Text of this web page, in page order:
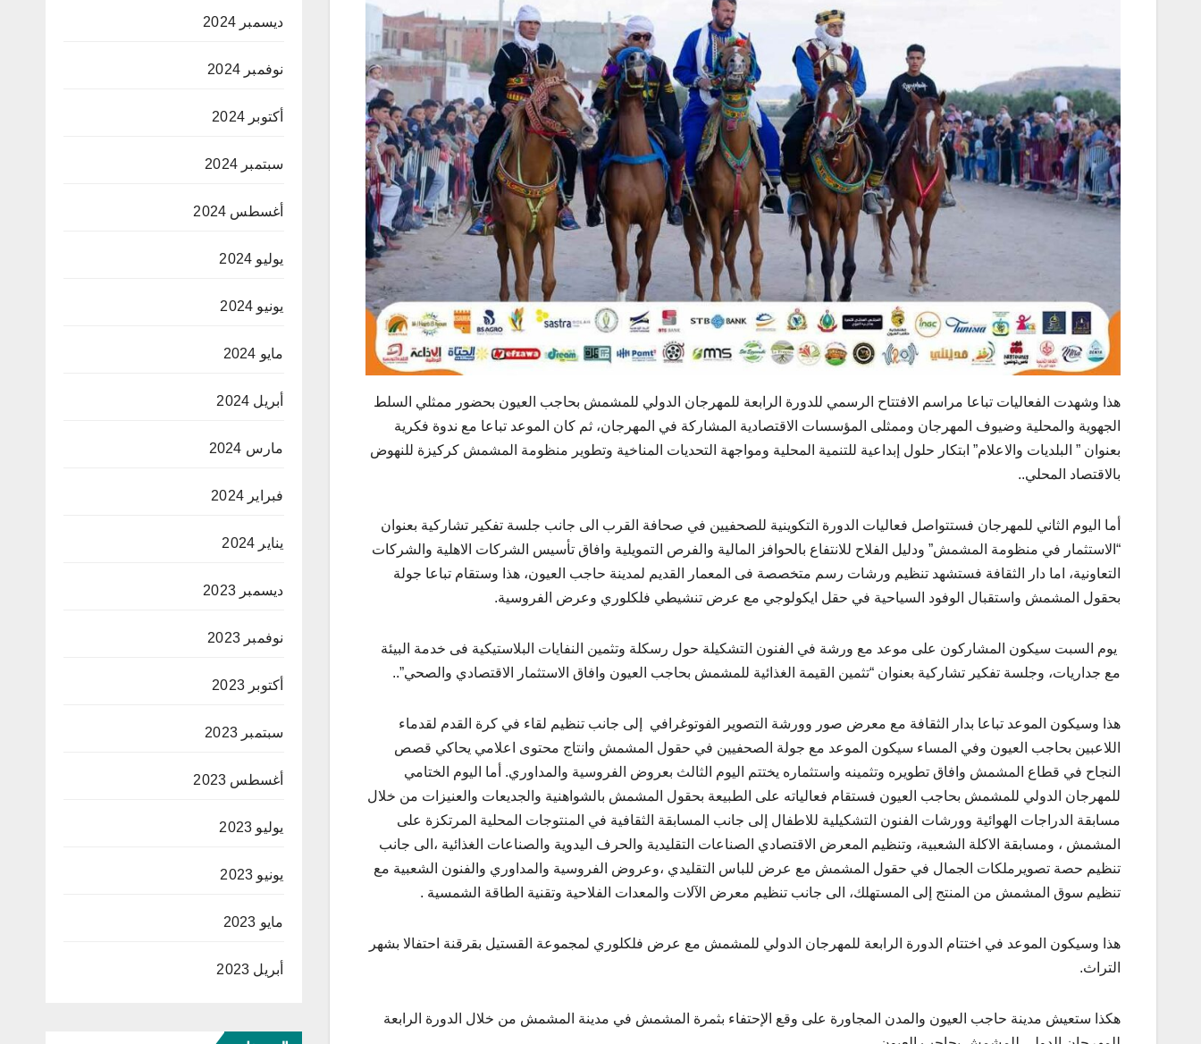
هذا وشهدت الفعاليات تباعا مراسم الافتتاح الرسمي للدورة الرابعة للمهرجان الدولي للمشمش بحاجب العيون بحضور ممثلي السلط
الجهوية والمحلية وضيوف المهرجان وممثلى المؤسسات الاقتصادية المشاركة في المهرجان، ثم كان الموعد تباعا مع ندوة فكرية
بعنوان ” البلديات والاعلام” ابتكار حلول إبداعية للتنمية المحلية ومواجهة التحديات المناخية وتطوير منظومة المشمش كركيزة للنهوض
بالاقتصاد المحلي..
أما اليوم الثاني للمهرجان فستتواصل فعاليات الدورة التكوينية للصحفيين في صحافة القرب الى جانب جلسة تفكير تشاركية بعنوان
“الاستثمار في منظومة المشمش” ودليل الفلاح للانتفاع بالحوافز المالية والفرص التمويلية وافاق تأسيس الشركات الاهلية والشركات
التعاونية، اما دار الثقافة فستشهد تنظيم ورشات رسم متخصصة فى المعمار القديم لمدينة حاجب العيون، هذا وستقام تباعا جولة
بحقول المشمش واستقبال الوفود السياحية في حقل ايكولوجي مع عرض تنشيطي فلكلوري وعرض الفروسية.
يوم السبت سيكون المشاركون على موعد مع ورشة في الفنون التشكيلة حول رسكلة وتثمين النفايات البلاستيكية فى خدمة البيئة
مع جداريات، وجلسة تفكير تشاركية بعنوان “تثمين القيمة الغذائية للمشمش بحاجب العيون وافاق الاستثمار الاقتصادي والصحي”..
هذا وسيكون الموعد تباعا بدار الثقافة مع معرض صور وورشة التصوير الفوتوغرافي إلى جانب تنظيم لقاء في كرة القدم لقدماء
اللاعبين بحاجب العيون وفي المساء سيكون الموعد مع جولة الصحفيين في حقول المشمش وانتاج محتوى اعلامي يحاكي قصص
النجاح في قطاع المشمش وافاق تطويره وتثمينه واستثماره يختتم اليوم الثالث بعروض الفروسية والمداوري. أما اليوم الختامي
للمهرجان الدولي للمشمش بحاجب العيون فستقام فعالياته على الطبيعة بحقول المشمش بالشواهنية والجديعات والعنيزات من خلال
مسابقة الدراجات الهوائية وورشات الفنون التشكيلية للاطفال إلى جانب المسابقة الثقافية في المنتوجات المحلية المرتكزة على
المشمش ، ومسابقة الاكلة الشعبية، وتنظيم المعرض الاقتصادي الصناعات التقليدية والحرف اليدوية والصناعات الغذائية ،الى جانب
تنظيم حصة تصويرملكات الجمال في حقول المشمش مع عرض للباس التقليدي ،وعروض الفروسية والمداوري والفنون الشعبية مع
تنظيم سوق المشمش من المنتج إلى المستهلك، الى جانب تنظيم معرض الآلات والمعدات الفلاحية وتقنية الطاقة الشمسية .
هذا وسيكون الموعد في اختتام الدورة الرابعة للمهرجان الدولي للمشمش مع عرض فلكلوري لمجموعة القستيل بقرقنة احتفالا بشهر
التراث.
هكذا ستعيش مدينة حاجب العيون والمدن المجاورة على وقع الإحتفاء بثمرة المشمش في مدينة المشمش من خلال الدورة الرابعة
ديسمبر 2024
نوفمبر 2024
أكتوبر 2024
سبتمبر 2024
أغسطس 2024
يوليو 2024
يونيو 2024
مايو 2024
أبريل 2024
مارس 2024
فبراير 2024
يناير 2024
ديسمبر 2023
نوفمبر 2023
أكتوبر 2023
سبتمبر 2023
أغسطس 2023
يوليو 2023
يونيو 2023
مايو 2023
أبريل 2023